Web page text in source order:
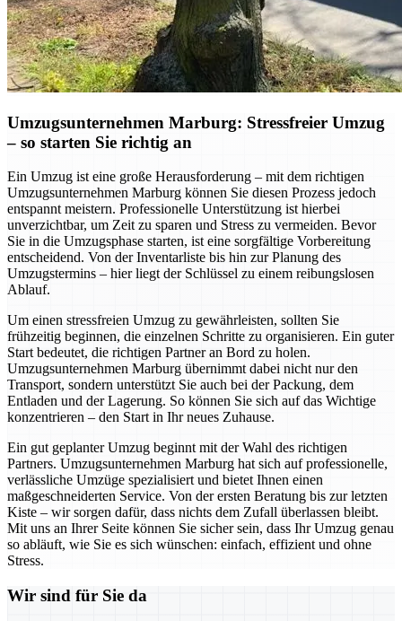
Umzugsunternehmen Marburg: Stressfreier Umzug
– so starten Sie richtig an
Ein Umzug ist eine große Herausforderung – mit dem richtigen
Umzugsunternehmen Marburg können Sie diesen Prozess jedoch
entspannt meistern. Professionelle Unterstützung ist hierbei
unverzichtbar, um Zeit zu sparen und Stress zu vermeiden. Bevor
Sie in die Umzugsphase starten, ist eine sorgfältige Vorbereitung
entscheidend. Von der Inventarliste bis hin zur Planung des
Umzugstermins – hier liegt der Schlüssel zu einem reibungslosen
Ablauf.
Um einen stressfreien Umzug zu gewährleisten, sollten Sie
frühzeitig beginnen, die einzelnen Schritte zu organisieren. Ein guter
Start bedeutet, die richtigen Partner an Bord zu holen.
Umzugsunternehmen Marburg übernimmt dabei nicht nur den
Transport, sondern unterstützt Sie auch bei der Packung, dem
Entladen und der Lagerung. So können Sie sich auf das Wichtige
konzentrieren – den Start in Ihr neues Zuhause.
Ein gut geplanter Umzug beginnt mit der Wahl des richtigen
Partners. Umzugsunternehmen Marburg hat sich auf professionelle,
verlässliche Umzüge spezialisiert und bietet Ihnen einen
maßgeschneiderten Service. Von der ersten Beratung bis zur letzten
Kiste – wir sorgen dafür, dass nichts dem Zufall überlassen bleibt.
Mit uns an Ihrer Seite können Sie sicher sein, dass Ihr Umzug genau
so abläuft, wie Sie es sich wünschen: einfach, effizient und ohne
Stress.
Wir sind für Sie da